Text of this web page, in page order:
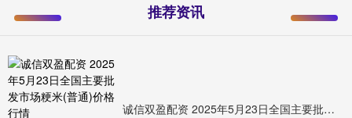
推荐资讯
诚信双盈配资 2025年5月23日全国主要批发市场粳米(普通)价格行情